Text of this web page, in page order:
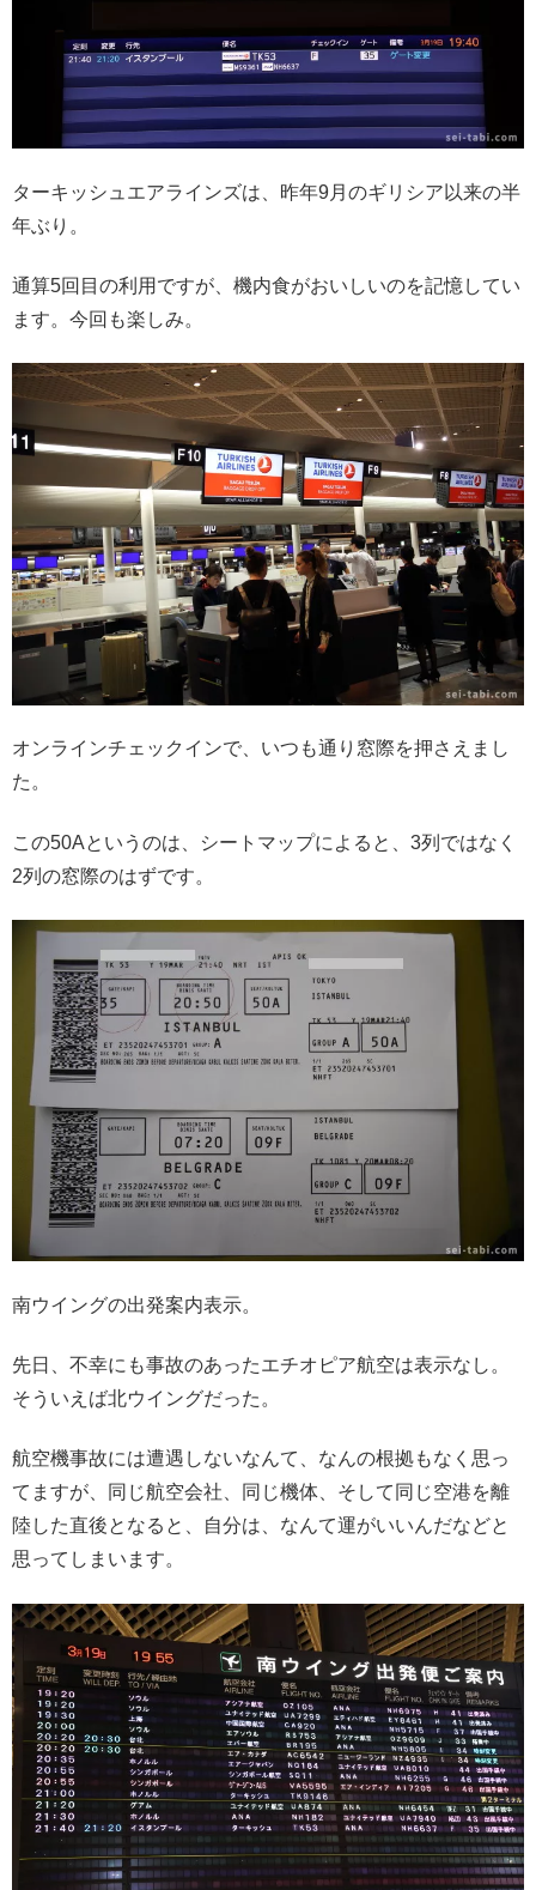
ターキッシュエアラインズは、昨年9月のギリシア以来の半
年ぶり。
通算5回目の利用ですが、機内食がおいしいのを記憶してい
ます。今回も楽しみ。
オンラインチェックインで、いつも通り窓際を押さえまし
た。
この50Aというのは、シートマップによると、3列ではなく
2列の窓際のはずです。
南ウイングの出発案内表示。
先日、不幸にも事故のあったエチオピア航空は表示なし。
そういえば北ウイングだった。
航空機事故には遭遇しないなんて、なんの根拠もなく思っ
てますが、同じ航空会社、同じ機体、そして同じ空港を離
陸した直後となると、自分は、なんて運がいいんだなどと
思ってしまいます。